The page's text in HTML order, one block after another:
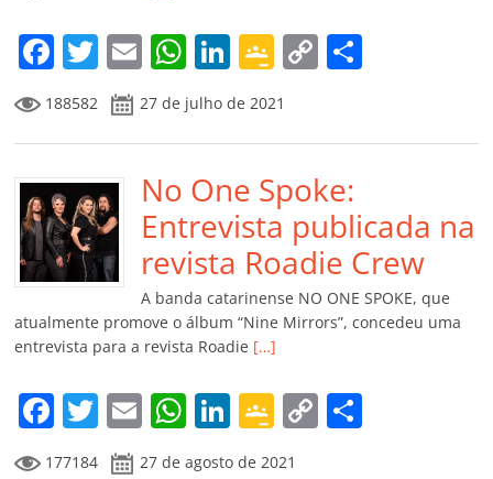
m
F
a
c
e
b
o
o
k
T
w
itt
er
E
m
ai
l
W
h
at
s
A
p
p
Li
n
k
e
dI
n
G
o
o
gl
e
Cl
a
ss
ro
o
m
C
y
Li
n
k
p
til
h
ar
188582 27 de julho de 2021
No One Spoke:
Entrevista publicada na
revista Roadie Crew
A banda catarinense NO ONE SPOKE, que
atualmente promove o álbum “Nine Mirrors”, concedeu uma
entrevista para a revista Roadie […]
F
a
T
w
E
m
W Li
n
G
o
C
177184 27 de agosto de 2021